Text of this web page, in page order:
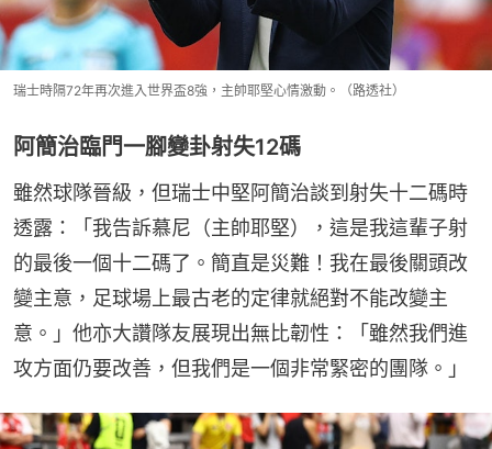
瑞士時隔72年再次進入世界盃8強，主帥耶堅心情激動。（路透社）
阿簡治臨門一腳變卦射失12碼
雖然球隊晉級，但瑞士中堅阿簡治談到射失十二碼時
透露：「我告訴慕尼（主帥耶堅），這是我這輩子射
的最後一個十二碼了。簡直是災難！我在最後關頭改
變主意，足球場上最古老的定律就絕對不能改變主
意。」他亦大讚隊友展現出無比韌性：「雖然我們進
攻方面仍要改善，但我們是一個非常緊密的團隊。」